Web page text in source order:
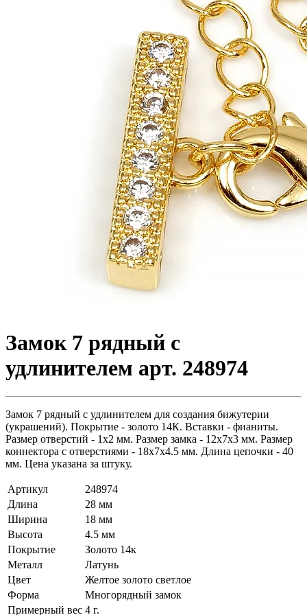
Замок 7 рядный с
удлинителем арт. 248974
Замок 7 рядный с удлинителем для создания бижутерии
(украшений). Покрытие - золото 14К. Вставки - фианиты.
Размер отверстий - 1х2 мм. Размер замка - 12х7х3 мм. Размер
коннектора с отверстиями - 18х7х4.5 мм. Длина цепочки - 40
мм. Цена указана за штуку.
Артикул
248974
Длина
28 мм
Ширина
18 мм
Высота
4.5 мм
Покрытие
Золото 14к
Металл
Латунь
Цвет
Желтое золото светлое
Форма
Многорядный замок
Примерный вес 4 г.